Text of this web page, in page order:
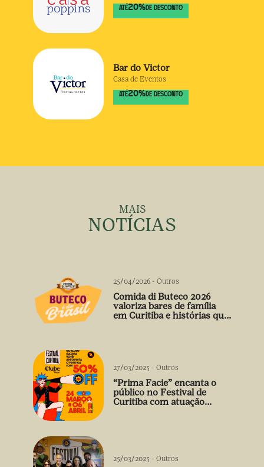
ATÉ20% DE DESCONTO
Bar do Victor
Casa de Eventos
ATÉ20% DE DESCONTO
MAIS
NOTÍCIAS
25/04/2026 - Outros
Comida di Buteco 2026
valoriza bares de família
em Curitiba e histórias que
27/03/2025 - Outros
“Prima Facie” encanta o
público no Festival de
Curitiba com atuação
25/03/2025 - Outros